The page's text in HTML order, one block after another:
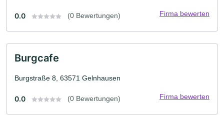
0.0 (0 Bewertungen) Firma bewerten
Burgcafe
Burgstraße 8, 63571 Gelnhausen
0.0 (0 Bewertungen) Firma bewerten